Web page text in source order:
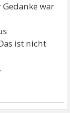
Gedanke war
ist nicht